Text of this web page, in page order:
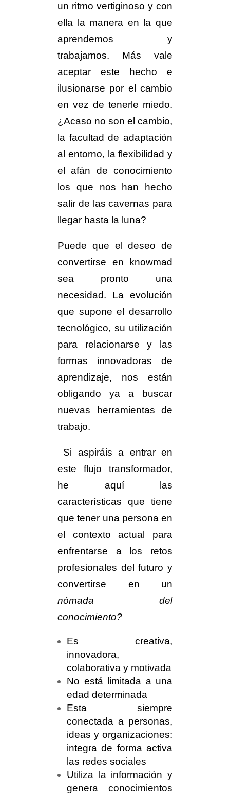
un ritmo vertiginoso y con
ella la manera en la que
aprendemos y
trabajamos. Más vale
aceptar este hecho e
ilusionarse por el cambio
en vez de tenerle miedo.
¿Acaso no son el cambio,
la facultad de adaptación
al entorno, la flexibilidad y
el afán de conocimiento
los que nos han hecho
salir de las cavernas para
llegar hasta la luna?
Puede que el deseo de
convertirse en knowmad
sea pronto una
necesidad. La evolución
que supone el desarrollo
tecnológico, su utilización
para relacionarse y las
formas innovadoras de
aprendizaje, nos están
obligando ya a buscar
nuevas herramientas de
trabajo.
Si aspiráis a entrar en
este flujo transformador,
he aquí las
características que tiene
que tener una persona en
el contexto actual para
enfrentarse a los retos
profesionales del futuro y
convertirse en un
nómada del
conocimiento?
Es creativa,
innovadora,
colaborativa y motivada
No está limitada a una
edad determinada
Esta siempre
conectada a personas,
ideas y organizaciones:
integra de forma activa
las redes sociales
Utiliza la información y
genera conocimientos